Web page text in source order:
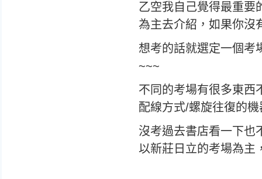
乙空我自己覺得最重要
為主去介紹，如果你沒
想考的話就選定一個考
~~~
不同的考場有很多東西
配線方式/螺旋往復的
沒考過去書店看一下也
以新莊日立的考場為主